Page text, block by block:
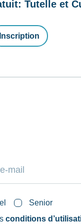
Tutelle et
Inscription
Senior
conditions